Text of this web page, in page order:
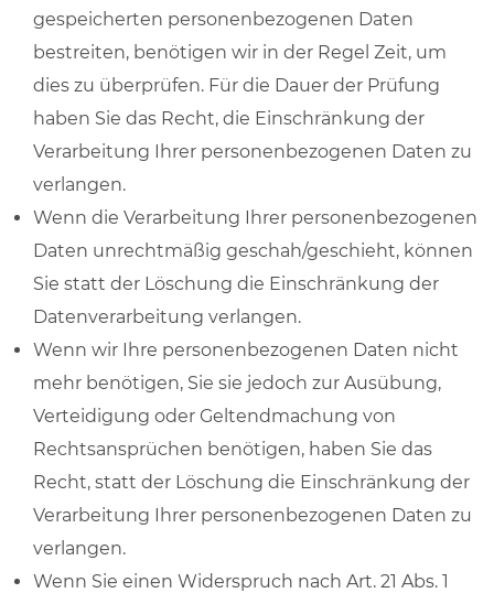
gespeicherten personenbezogenen Daten
bestreiten, benötigen wir in der Regel Zeit, um
dies zu überprüfen. Für die Dauer der Prüfung
haben Sie das Recht, die Einschränkung der
Verarbeitung Ihrer personenbezogenen Daten zu
verlangen.
Wenn die Verarbeitung Ihrer personenbezogenen
Daten unrechtmäßig geschah/geschieht, können
Sie statt der Löschung die Einschränkung der
Datenverarbeitung verlangen.
Wenn wir Ihre personenbezogenen Daten nicht
mehr benötigen, Sie sie jedoch zur Ausübung,
Verteidigung oder Geltendmachung von
Rechtsansprüchen benötigen, haben Sie das
Recht, statt der Löschung die Einschränkung der
Verarbeitung Ihrer personenbezogenen Daten zu
verlangen.
Wenn Sie einen Widerspruch nach Art. 21 Abs. 1